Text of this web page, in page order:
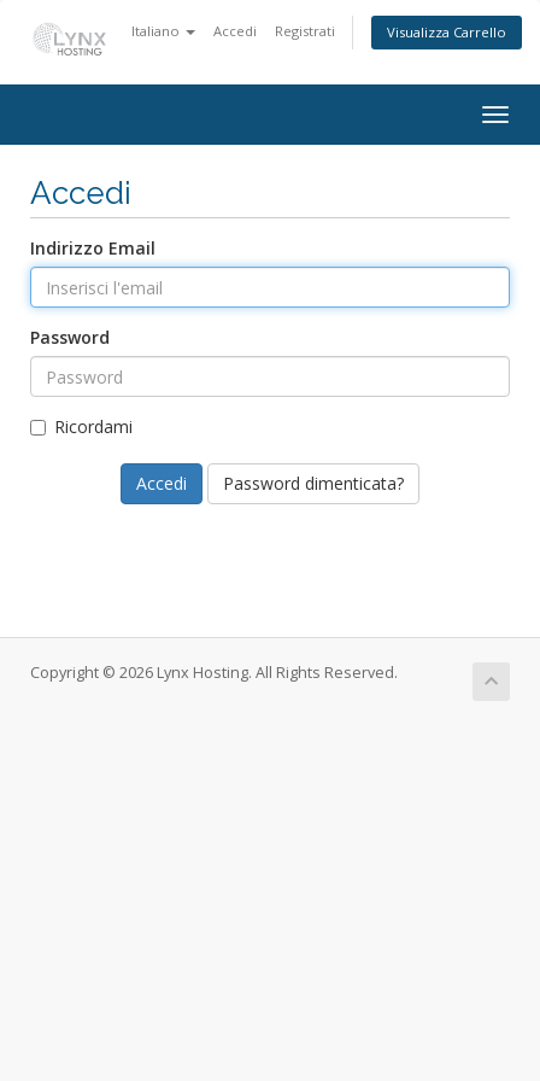
Italiano Accedi Registrati Visualizza Carrello
Accedi
Indirizzo Email
Password
Ricordami
Password dimenticata?
Copyright © 2026 Lynx Hosting. All Rights Reserved.